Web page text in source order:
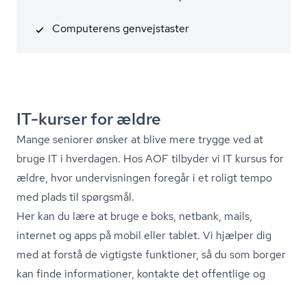
Computerens genvejstaster
IT-kurser for ældre
Mange seniorer ønsker at blive mere trygge ved at
bruge IT i hverdagen. Hos AOF tilbyder vi IT kursus for
ældre, hvor undervisningen foregår i et roligt tempo
med plads til spørgsmål.
Her kan du lære at bruge e boks, netbank, mails,
internet og apps på mobil eller tablet. Vi hjælper dig
med at forstå de vigtigste funktioner, så du som borger
kan finde informationer, kontakte det offentlige og